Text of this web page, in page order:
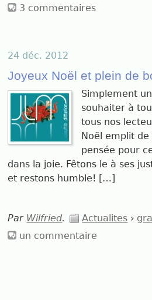
3 commentaires
24 déc. 2012
Joyeux Noël et plein de
Simplement
souhaiter à
tous nos
Noël emplit
pensée pour
dans la joie. Fêtons le à ses
et restons humble! […]
Par Wilfried. Actualites ›
un commentaire